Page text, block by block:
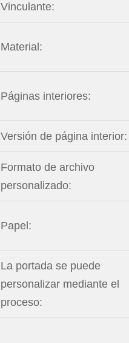
Vinculante:
Material:
Páginas interiores:
Versión de página interior:
Formato de archivo
personalizado:
Papel:
La portada se puede
personalizar mediante el
proceso: